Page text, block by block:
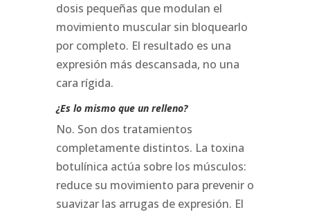
dosis pequeñas que modulan el
movimiento muscular sin bloquearlo
por completo. El resultado es una
expresión más descansada, no una
cara rígida.
¿Es lo mismo que un relleno?
No. Son dos tratamientos
completamente distintos. La toxina
botulínica actúa sobre los músculos:
reduce su movimiento para prevenir o
suavizar las arrugas de expresión. El